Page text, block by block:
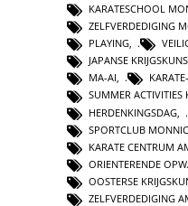
KARATESCHOOL
ZELFVERDEDIGING
PLAYING,
JAPANSE
MA-AI,
SUMMER ACTIVITIES
HERDENKINGSDAG
SPORTCLUB
KARATE CENTRUM
ORIENTERENDE
OOSTERSE
ZELFVERDEDIGING